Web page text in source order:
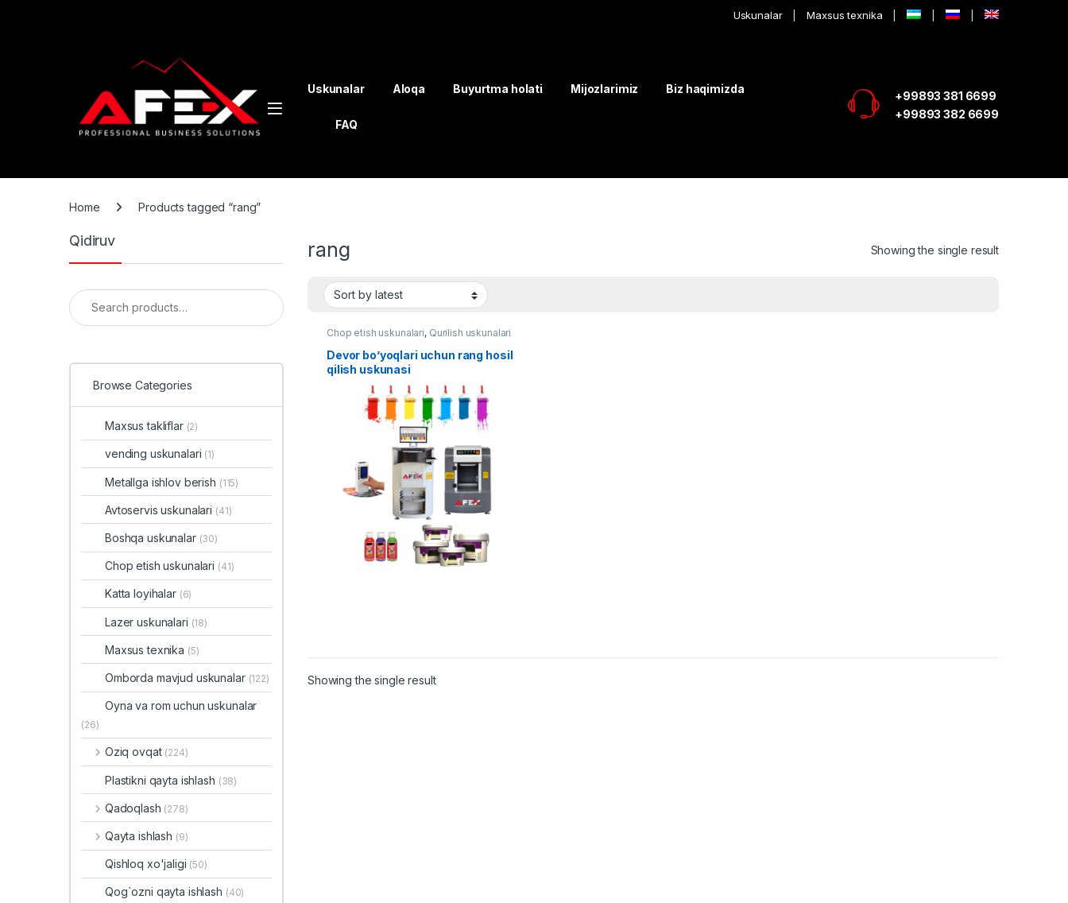
Uskunalar Maxsus texnika
Uskunalar Aloqa Buyurtma holati Mijozlarimiz Biz haqimizda
FAQ
+99893 381 6699
+99893 382 6699
Home Products tagged “rang”
rang Showing the single result
Chop etish uskunalari, Qurilish uskunalari
Devor bo’yoqlari uchun rang hosil
qilish uskunasi
Showing the single result
Qidiruv
Search for:
Browse Categories
Maxsus takliflar (2)
vending uskunalari (1)
Metallga ishlov berish (115)
Avtoservis uskunalari (41)
Boshqa uskunalar (30)
Chop etish uskunalari (41)
Katta loyihalar (6)
Lazer uskunalari (18)
Maxsus texnika (5)
Omborda mavjud uskunalar (122)
Oyna va rom uchun uskunalar
(26)
Oziq ovqat (224)
Plastikni qayta ishlash (38)
Qadoqlash (278)
Qayta ishlash (9)
Qishloq xo'jaligi (50)
Qog`ozni qayta ishlash (40)